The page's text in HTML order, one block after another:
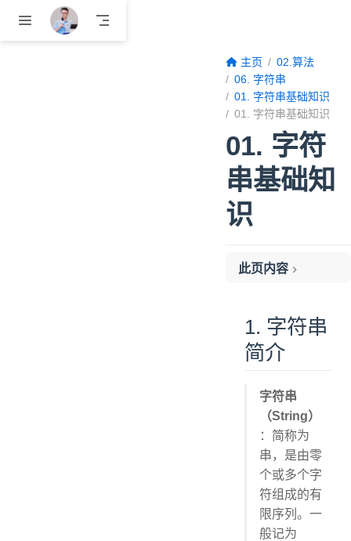
跳至主要內容
主页
02.算法
06. 字符串
01. 字符串基础知识
01. 字符串基础知识
01. 字符
串基础知
识
此页内容
2. 字符串的比较
2.1 字符串的比较操作
2.2 字符串的字符编码
4. 字符串匹配问题
4.1 单模式串匹配问题
4.2 多模式串匹配问题
参考资料
1. 字符串
简介
字符串
（String）
：简称为
串，是由零
个或多个字
符组成的有
限序列。一
般记为